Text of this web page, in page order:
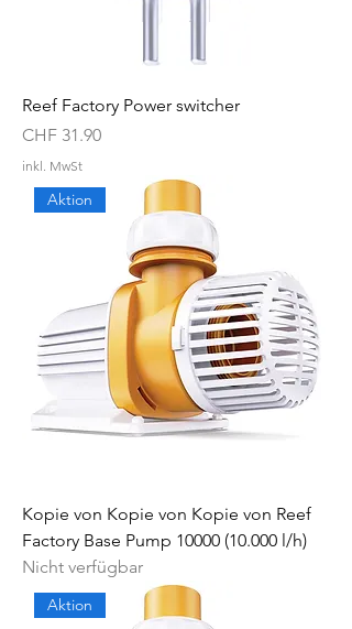
Reef Factory Power switcher
Preis
CHF 31.90
inkl. MwSt
Aktion
Kopie von Kopie von Kopie von Reef
Factory Base Pump 10000 (10.000 l/h)
Nicht verfügbar
Aktion